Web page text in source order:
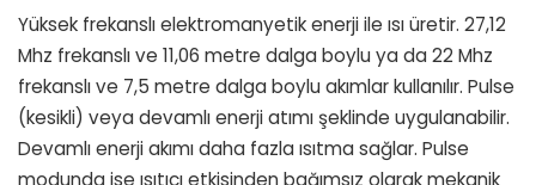
Yüksek frekanslı elektromanyetik enerji ile ısı üretir. 27,12
Mhz frekanslı ve 11,06 metre dalga boylu ya da 22 Mhz
frekanslı ve 7,5 metre dalga boylu akımlar kullanılır. Pulse
(kesikli) veya devamlı enerji atımı şeklinde uygulanabilir.
Devamlı enerji akımı daha fazla ısıtma sağlar. Pulse
modunda ise ısıtıcı etkisinden bağımsız olarak mekanik